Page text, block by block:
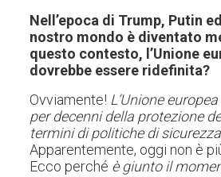
Nell’epoca di Trump, Putin
nostro mondo è diventato
questo contesto, l’Unione
dovrebbe essere ridefinita?
Ovviamente! L’Unione
per decenni della protezione
termini di politiche di sicurezza
Apparentemente, oggi non è
Ecco perché è giunto il